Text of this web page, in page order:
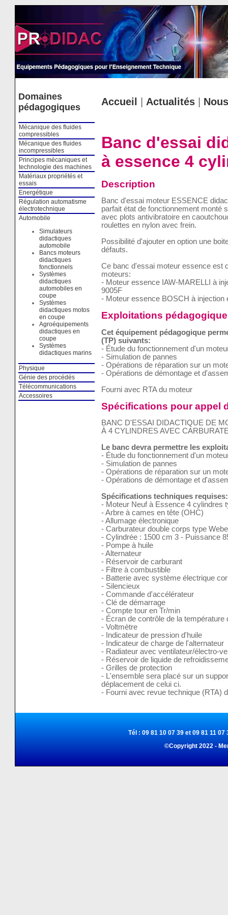
Domaines
pédagogiques
Mécanique des fluides
compressibles
Mécanique des fluides
incompressibles
Principes mécaniques et
technologie des machines
Matériaux propriétés et
essais
Energétique
Régulation automatisme
électrotechnique
Automobile
Simulateurs
didactiques
automobile
Bancs moteurs
didactiques
fonctionnels
Systèmes
didactiques
automobiles en
coupe
Systèmes
didactiques motos
en coupe
Agroéquipements
didactiques en
coupe
Systèmes
didactiques marins
Physique
Génie des procédés
Télécommunications
Accessoires
Accueil Actualités|
Banc d'essai
à essence 4
Description
Banc d'essai moteur ESSENCE
parfait état de fonctionnement monté
avec plots antivibratoire en
roulettes en nylon avec frein.
Possibilité d'ajouter en option une
défauts.
Ce banc d'essai moteur essence est
moteurs:
- Moteur essence IAW-MARELLI à
9005F
- Moteur essence BOSCH à injection
Exploitations
Cet équipement pédagogique
(TP) suivants:
- Étude du fonctionnement d'un
- Simulation de pannes
- Opérations de réparation sur un
- Opérations de démontage et
Fourni avec RTA du moteur
Spécifications pour appel
BANC D'ESSAI DIDACTIQUE DE
À 4 CYLINDRES AVEC
Le banc devra permettre les
- Étude du fonctionnement d'un
- Simulation de pannes
- Opérations de réparation sur un
- Opérations de démontage et
Spécifications techniques requises:
- Moteur Neuf à Essence 4 cylindres
- Arbre à cames en tête (OHC)
- Allumage électronique
- Carburateur double corps type
- Cylindrée : 1500 cm 3 - Puissance
- Pompe à huile
- Alternateur
- Réservoir de carburant
- Filtre à combustible
- Batterie avec système électrique
- Silencieux
- Commande d'accélérateur
- Clé de démarrage
- Compte tour en Tr/min
- Écran de contrôle de la température
- Voltmètre
- Indicateur de pression d'huile
- Indicateur de charge de l'alternateur
- Radiateur avec ventilateur/électro-
- Réservoir de liquide de
- Grilles de protection
- L'ensemble sera placé sur un
déplacement de celui ci.
- Fourni avec revue technique (RTA)
Tél : 09 81 10 07 39 et 09 81 11
©Copyright 2022 -
Cookies management panel